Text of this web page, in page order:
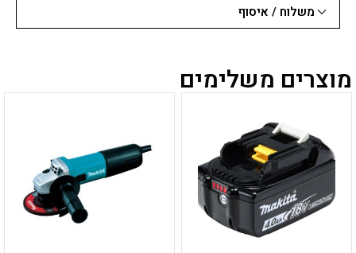
משלוח / איסוף
מוצרים משלימים